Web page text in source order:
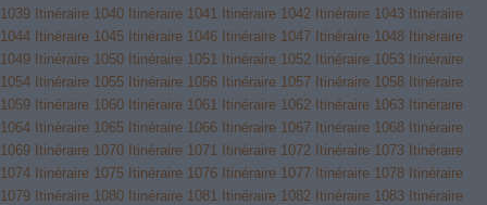
1039 Itinéraire 1040 Itinéraire 1041 Itinéraire 1042 Itinéraire 1043 Itinéraire
1044 Itinéraire 1045 Itinéraire 1046 Itinéraire 1047 Itinéraire 1048 Itinéraire
1049 Itinéraire 1050 Itinéraire 1051 Itinéraire 1052 Itinéraire 1053 Itinéraire
1054 Itinéraire 1055 Itinéraire 1056 Itinéraire 1057 Itinéraire 1058 Itinéraire
1059 Itinéraire 1060 Itinéraire 1061 Itinéraire 1062 Itinéraire 1063 Itinéraire
1064 Itinéraire 1065 Itinéraire 1066 Itinéraire 1067 Itinéraire 1068 Itinéraire
1069 Itinéraire 1070 Itinéraire 1071 Itinéraire 1072 Itinéraire 1073 Itinéraire
1074 Itinéraire 1075 Itinéraire 1076 Itinéraire 1077 Itinéraire 1078 Itinéraire
1079 Itinéraire 1080 Itinéraire 1081 Itinéraire 1082 Itinéraire 1083 Itinéraire